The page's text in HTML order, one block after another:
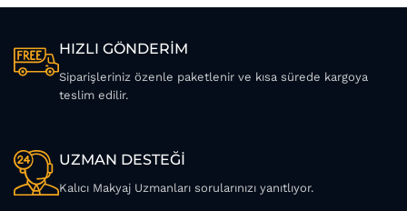
HIZLI GÖNDERİM
Siparişleriniz özenle paketlenir ve kısa sürede kargoya
teslim edilir.
UZMAN DESTEĞİ
Kalıcı Makyaj Uzmanları sorularınızı yanıtlıyor.